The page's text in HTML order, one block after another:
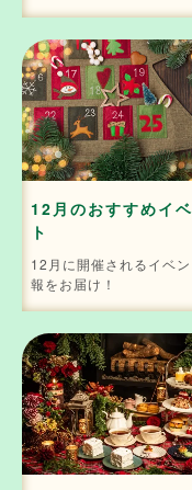
12月のおすすめイ
ト
12月に開催されるイベ
報をお届け！